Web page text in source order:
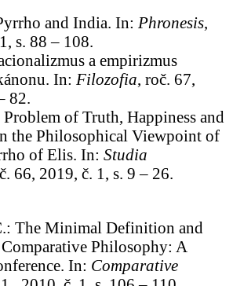
and India. In: Phronesis,
s. 88 – 108.
a empirizmus
In: Filozofia, roč. 67,
82.
of Truth, Happiness and
the Philosophical Viewpoint of
of Elis. In: Studia
66, 2019, č. 1, s. 9 – 26.
The Minimal Definition and
Philosophy: A
In: Comparative